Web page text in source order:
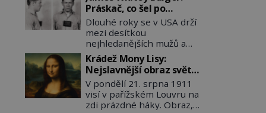
Práskač, co šel po
práskačích
Dlouhé roky se v USA drží
mezi desítkou
nejhledanějších mužů a
dopracuje to až na číslo
dvě – hned po Usámovi bin
Ládinovi (1957–2011). To je
James „Whitey“ Bulger
(1929–2018) viněný ze
spoluúčasti na 19
Krádež Mony Lisy:
Nejslavnější obraz světa
zůstane dva roky
nezvěstný
V pondělí 21. srpna 1911
visí v pařížském Louvru na
zdi prázdné háky. Obraz,